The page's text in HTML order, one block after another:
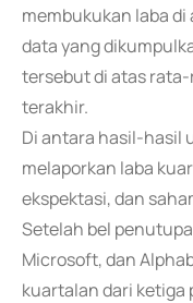
membukukan laba
data yang
tersebut di atas
terakhir.
Di antara hasil-hasil
melaporkan laba
ekspektasi, dan
Setelah bel
Microsoft, dan
kuartalan dari ketiga